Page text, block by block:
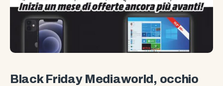
Black Friday Mediaworld, occhio